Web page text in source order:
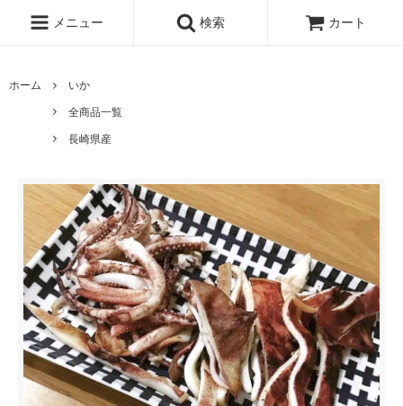
メニュー 検索 カート
ホーム
いか
全商品一覧
長崎県産